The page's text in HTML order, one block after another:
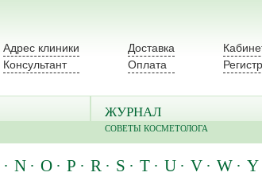
Адрес клиники
Консультант
Доставка
Оплата
ЖУРНАЛ
СОВЕТЫ КОСМЕТОЛОГА
N O P R S T U V W Y